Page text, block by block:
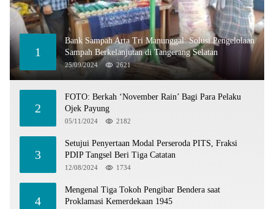
1
Bank Sampah Arta Tri Manunggal: Solusi Pengelolaan
Sampah Berkelanjutan di Tangerang Selatan
25/09/2024 2621
2
FOTO: Berkah ‘November Rain’ Bagi Para Pelaku
Ojek Payung
05/11/2024 2182
3
Setujui Penyertaan Modal Perseroda PITS, Fraksi
PDIP Tangsel Beri Tiga Catatan
12/08/2024 1734
4
Mengenal Tiga Tokoh Pengibar Bendera saat
Proklamasi Kemerdekaan 1945